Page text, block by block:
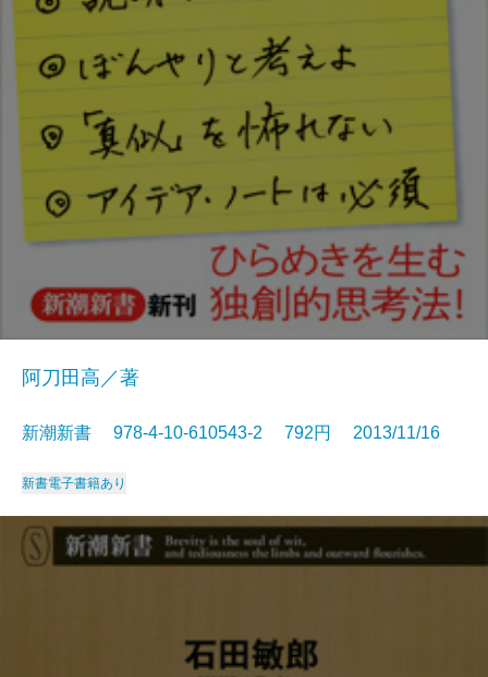
阿刀田高／著
新潮新書 978-4-10-610543-2 792円 2013/11/16
新書電子書籍あり